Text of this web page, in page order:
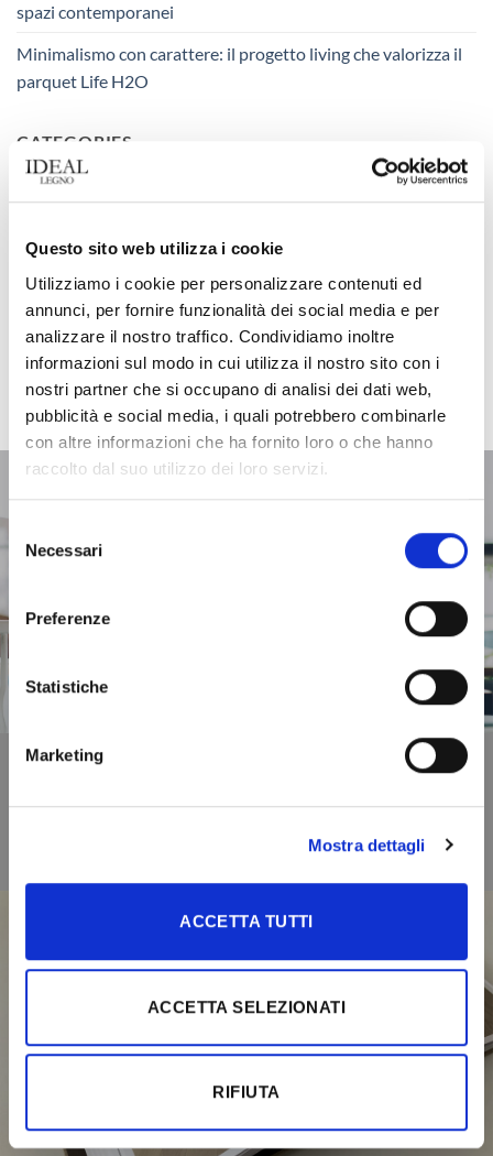
Questo sito web utilizza i cookie
Utilizziamo i cookie per personalizzare contenuti ed
annunci, per fornire funzionalità dei social media e per
analizzare il nostro traffico. Condividiamo inoltre
informazioni sul modo in cui utilizza il nostro sito con i
nostri partner che si occupano di analisi dei dati web,
pubblicità e social media, i quali potrebbero combinarle
con altre informazioni che ha fornito loro o che hanno
raccolto dal suo utilizzo dei loro servizi.
delNecessari
Preferenze
Statistiche
Marketing
Mostra dettagli
ACCETTA TUTTI
ACCETTA SELEZIONATI
RIFIUTA
spazi contemporanei
Minimalismo con carattere: il progetto living che valorizza il
parquet Life H2O
CATEGORIES
Categories
Entra in contatto con il mondo di Ideal Legno